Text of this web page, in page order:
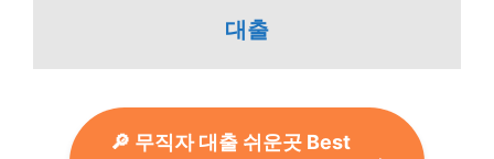
대출
🔎 무직자 대출 쉬운곳 Best